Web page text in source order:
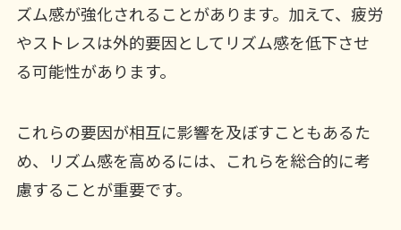
ズム感が強化されることがあります。加えて、疲労
やストレスは外的要因としてリズム感を低下させ
る可能性があります。
これらの要因が相互に影響を及ぼすこともあるた
め、リズム感を高めるには、これらを総合的に考
慮することが重要です。